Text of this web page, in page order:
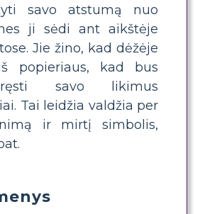
savo atstumą nuo
ji sėdi ant aikštėje
Jie žino, kad dėžėje
popieriaus, kad bus
savo likimus
Tai leidžia valdžia per
ir mirtį simbolis,